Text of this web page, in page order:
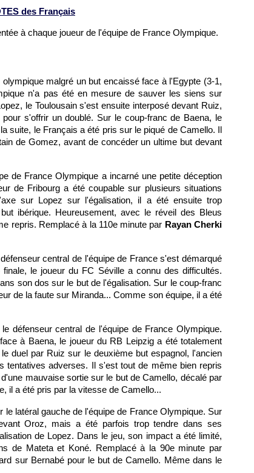
des Français
à chaque joueur de l'équipe de France Olympique.
malgré un but encaissé face à l'Egypte (3-1,
n'a pas été en mesure de sauver les siens sur
le Toulousain s'est ensuite interposé devant Ruiz,
s'offrir un doublé. Sur le coup-franc de Baena, le
suite, le Français a été pris sur le piqué de Camello. Il
de Gomez, avant de concéder un ultime but devant
de France Olympique a incarné une petite déception
de Fribourg a été coupable sur plusieurs situations
sur Lopez sur l'égalisation, il a été ensuite trop
ibérique. Heureusement, avec le réveil des Bleus
repris. Remplacé à la 110e minute par Rayan Cherki
central de l'équipe de France s'est démarqué
le joueur du FC Séville a connu des difficultés.
son dos sur le but de l'égalisation. Sur le coup-franc
de la faute sur Miranda... Comme son équipe, il a été
défenseur central de l'équipe de France Olympique.
à Baena, le joueur du RB Leipzig a été totalement
duel par Ruiz sur le deuxième but espagnol, l'ancien
tentatives adverses. Il s'est tout de même bien repris
mauvaise sortie sur le but de Camello, décalé par
il a été pris par la vitesse de Camello...
le latéral gauche de l'équipe de France Olympique. Sur
Oroz, mais a été parfois trop tendre dans ses
de Lopez. Dans le jeu, son impact a été limité,
de Mateta et Koné. Remplacé à la 90e minute par
sur Bernabé pour le but de Camello. Même dans le